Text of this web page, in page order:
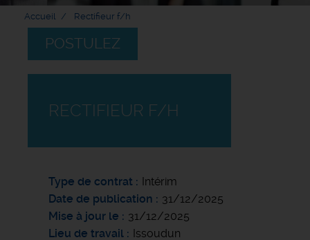
Accueil Rectifieur f/h
POSTULEZ
RECTIFIEUR F/H
Type de contrat
Intérim
Date de publication
31/12/2025
Mise à jour le
31/12/2025
Lieu de travail
Issoudun